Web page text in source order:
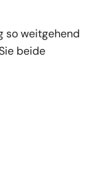
so weitgehend
beide